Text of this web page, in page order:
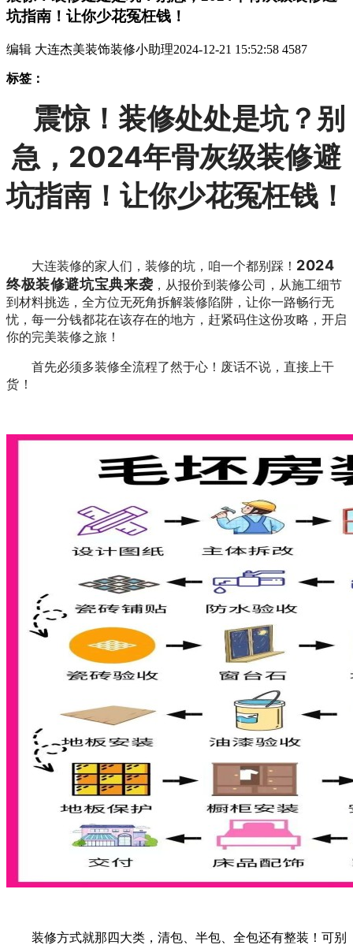
坑指南！让你少花冤枉钱！
编辑 大连杰美装饰装修小助理2024-12-21 15:52:58 4587
标签：
震惊！装修处处是坑？别
急，2024年骨灰级装修避
坑指南！让你少花冤枉钱！
大连装修的家人们，装修的坑，咱一个都别踩！ 2024
终极装修避坑宝典来袭 ，从报价到装修公司，从施工细节
到材料挑选，全方位无死角拆解装修陷阱，让你一路畅行无
忧，每一分钱都花在该存在的地方，赶紧码住这份攻略，开启
你的完美装修之旅！
首先必须多装修全流程了然于心！废话不说，直接上干
货 ！
装修方式就那四大类，清包、半包、全包还有整装！可别